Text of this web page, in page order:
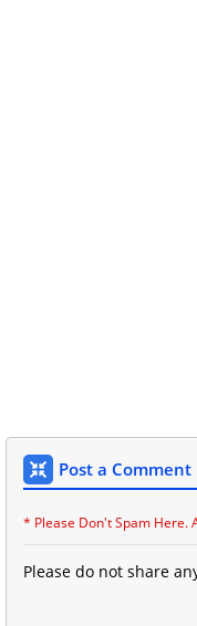
Post a Comment
* Please Don't Spam Here.
Please do not share